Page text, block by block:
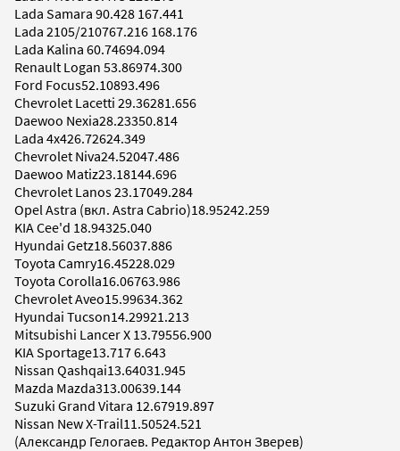
Lada Samara 90.428 167.441
Lada 2105/210767.216 168.176
Lada Kalina 60.74694.094
Renault Logan 53.86974.300
Ford Focus52.10893.496
Chevrolet Lacetti 29.36281.656
Daewoo Nexia28.23350.814
Lada 4x426.72624.349
Chevrolet Niva24.52047.486
Daewoo Matiz23.18144.696
Chevrolet Lanos 23.17049.284
Opel Astra (вкл. Astra Cabrio)18.95242.259
KIA Cee'd 18.94325.040
Hyundai Getz18.56037.886
Toyota Camry16.45228.029
Toyota Corolla16.06763.986
Chevrolet Aveo15.99634.362
Hyundai Tucson14.29921.213
Mitsubishi Lancer X 13.79556.900
KIA Sportage13.717 6.643
Nissan Qashqai13.64031.945
Mazda Mazda313.00639.144
Suzuki Grand Vitara 12.67919.897
Nissan New X-Trail11.50524.521
(Александр Гелогаев. Редактор Антон Зверев)